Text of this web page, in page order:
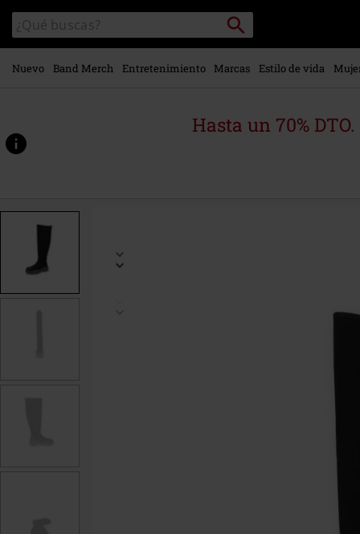
contenido
principal
Buscar
en
el
catálogo
Buscar
Nuevo Band Merch Entretenimiento Marcas Estilo de vida
Hasta un 70%
www.emp-
p/boots/574142.html